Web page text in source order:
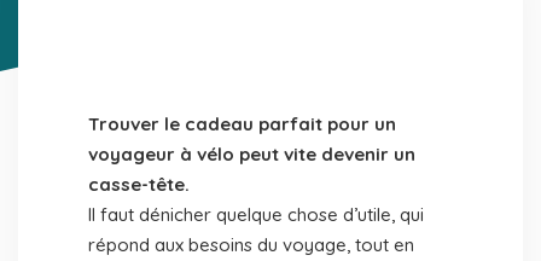
Trouver le cadeau parfait pour un
voyageur à vélo peut vite devenir un
casse-tête.
Il faut dénicher quelque chose d’utile, qui
répond aux besoins du voyage, tout en